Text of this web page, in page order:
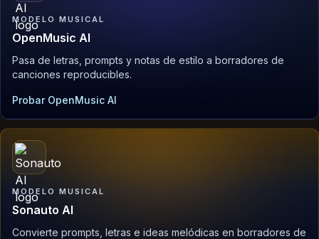
MODELO MUSICAL
OpenMusic AI
Pasa de letras, prompts y notas de estilo a borradores de
canciones reproducibles.
Probar OpenMusic AI
MODELO MUSICAL
Sonauto AI
Convierte prompts, letras e ideas melódicas en borradores de